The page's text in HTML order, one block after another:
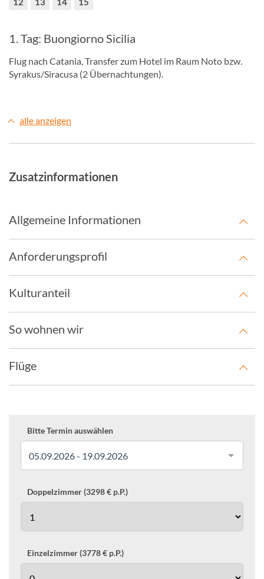
1. Tag: Buongiorno Sicilia
Flug nach Catania, Transfer zum Hotel im Raum Noto bzw.
Syrakus/Siracusa (2 Übernachtungen).
alle anzeigen
Zusatzinformationen
Allgemeine Informationen
Anforderungsprofil
Kulturanteil
So wohnen wir
Flüge
Bitte Termin auswählen
05.09.2026 - 19.09.2026
Doppelzimmer (3298 € p.P.)
Einzelzimmer (3778 € p.P.)